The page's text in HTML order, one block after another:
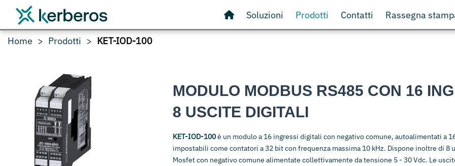
Soluzioni Prodotti Contatti Rassegna
Home Prodotti KET-IOD-100
MODULO MODBUS RS485 CON 16
8 USCITE DIGITALI
KET-IOD-100è un modulo a 16 ingressi digitali con negativo comune, autoalimentati a
impostabili come contatori a 32 bit con frequenza massima 10 kHz. Dispone inoltre di 8
Mosfet con negativo comune alimentate collettivamente da tensione 5 - 30 Vdc. Le